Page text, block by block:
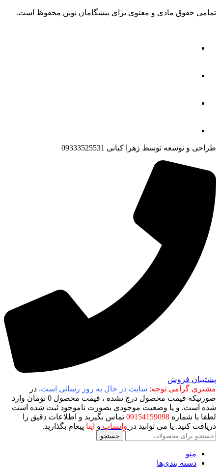
تمامی حقوق مادی و معنوی برای پیشگامان نوین محفوظ است.
طراحی و توسعه توسط زهرا کیانی 09333525531
پشتیبان فروش
مشتری گرامی توجه: سایت در حال به روز رسانی است. در
صورتیکه قیمت محصول درج نشده ، قیمت محصول 0 تومان وارد
شده است. و یا وضعیت موجودی بصورت ناموجود ثبت شده است
لطفا با شماره 09154159098 تماس بگیرید و اطلاعات دقیق را
دریافت کنید. یا می توانید در واتساپ و ایتا پیغام بگذارید.
جستجو
منو
دسته بندی‌ها